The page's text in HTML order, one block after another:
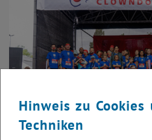
Hinweis zu Cookies
Techniken